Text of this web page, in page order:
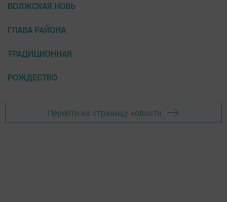
ВОЛЖСКАЯ НОВЬ
ГЛАВА РАЙОНА
ТРАДИЦИОННАЯ
РОЖДЕСТВО
Перейти на страницу новости